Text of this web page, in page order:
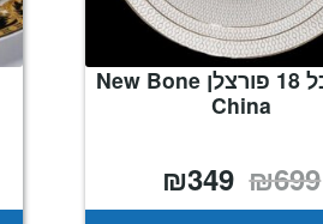
סט אוכל 18 פורצלן New Bone
China
₪699 המחיר
המקורי
היה:
₪349
הוא: